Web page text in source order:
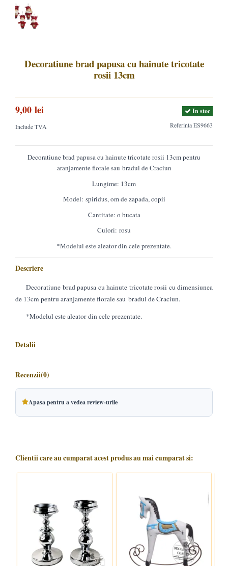
Decoratiune brad papusa cu hainute tricotate
rosii 13cm
ReferintaES9663
In stoc
9,00 lei
Include TVA
Decoratiune brad papusa cu hainute tricotate rosii 13cm pentru
aranjamente florale sau bradul de Craciun
Lungime: 13cm
Model: spiridus, om de zapada, copii
Cantitate: o bucata
Culori: rosu
*Modelul este aleator din cele prezentate.
Descriere
Decoratiune brad papusa cu hainute tricotate rosii cu dimensiunea
de 13cm pentru aranjamente florale sau bradul de Craciun.
*Modelul este aleator din cele prezentate.
Detalii
Recenzii(0)
Apasa pentru a vedea review-urile
Clientii care au cumparat acest produs au mai cumparat si: